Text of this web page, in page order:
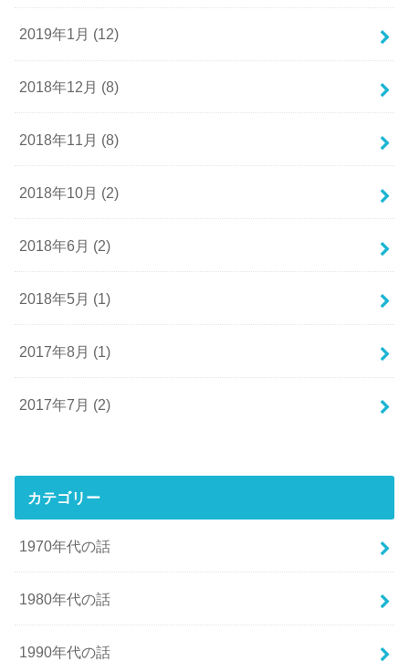
2019年1月 (12)
2018年12月 (8)
2018年11月 (8)
2018年10月 (2)
2018年6月 (2)
2018年5月 (1)
2017年8月 (1)
2017年7月 (2)
カテゴリー
1970年代の話
1980年代の話
1990年代の話